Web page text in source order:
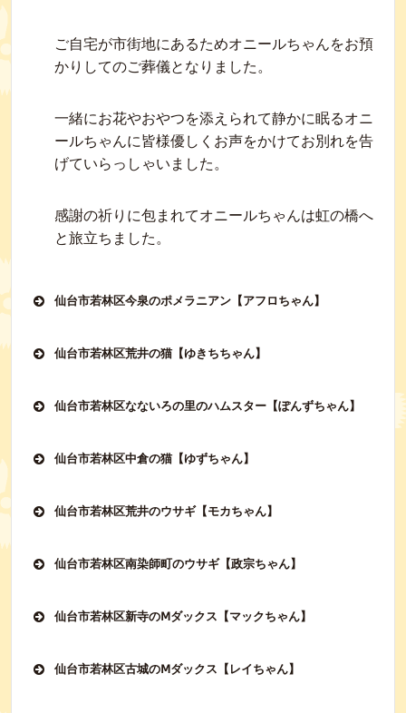
ご自宅が市街地にあるためオニールちゃんをお預
かりしてのご葬儀となりました。
一緒にお花やおやつを添えられて静かに眠るオニ
ールちゃんに皆様優しくお声をかけてお別れを告
げていらっしゃいました。
感謝の祈りに包まれてオニールちゃんは虹の橋へ
と旅立ちました。
仙台市若林区今泉のポメラニアン【アフロちゃん】
仙台市若林区荒井の猫【ゆきちちゃん】
仙台市若林区なないろの里のハムスター【ぽんずちゃん】
仙台市若林区中倉の猫【ゆずちゃん】
仙台市若林区荒井のウサギ【モカちゃん】
仙台市若林区南染師町のウサギ【政宗ちゃん】
仙台市若林区新寺のⅯダックス【マックちゃん】
仙台市若林区古城のⅯダックス【レイちゃん】